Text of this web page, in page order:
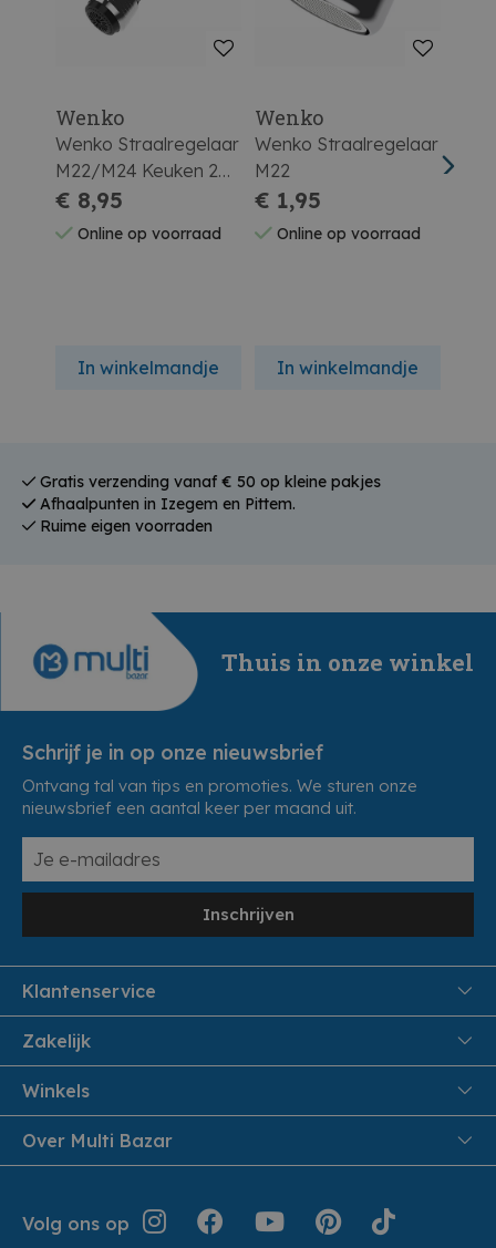
Wenko
Wenko Straalregelaar
M22/M24 Keuken 2
Functies Lang
€ 8,95
Online op voorraad
In winkelmandje
Wenko
Wenko Straalregelaar
M22
€ 1,95
Online op voorraad
In winkelmandje
Gratis verzending vanaf € 50 op kleine pakjes
Afhaalpunten in Izegem en Pittem.
Ruime eigen voorraden
Thuis in onze winkel
Schrijf je in op onze nieuwsbrief
Ontvang tal van tips en promoties. We sturen onze
nieuwsbrief een aantal keer per maand uit.
Inschrijven
Klantenservice
FAQ
Veiligheid en Privacy
Leveren aan huis
Jouw bestelling
Zakelijk
Samenwoonactie
B2B
Winkels
Pittem
Izegem
Over Multi Bazar
Over Multi Bazar
Inspiratie
Volg ons op